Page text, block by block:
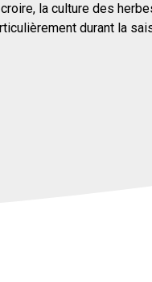
la culture des
durant la